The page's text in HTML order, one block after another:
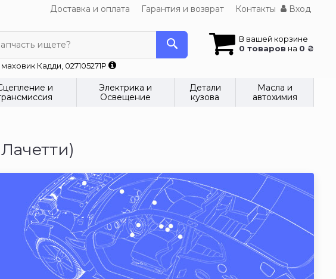
Доставка и оплата Гарантия и возврат Контакты Вход
В вашей корзине
0 товаров на 0 ₴
ищете?
Кадди, 027105271P
и
Электрика и
Освещение
Детали
кузова
Масла и
автохимия